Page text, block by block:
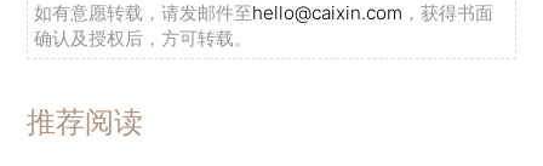
如有意愿转载，请发邮件至hello@caixin.com ，获得书面
确认及授权后，方可转载。
推荐阅读